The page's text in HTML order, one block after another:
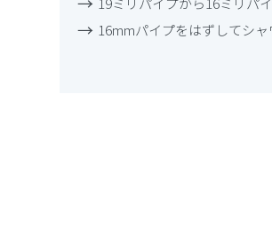
16mmパイプをはずしてシ